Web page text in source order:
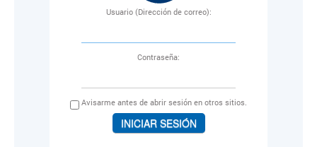
Usuario (Dirección de correo):
Contraseña:
Avisarme antes de abrir sesión en otros sitios.